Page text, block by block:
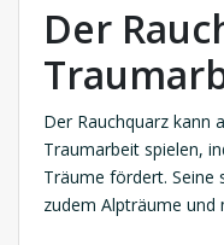
Der
Der Rauchquarz kann
Traumarbeit spielen,
Träume fördert. Seine
zudem Alpträume und